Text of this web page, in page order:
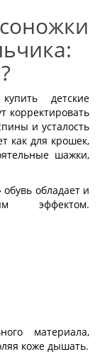
детские
корректировать
и усталость
как для крошек,
шажки,
обувь обладает и
эффектом.
материала,
коже дышать.